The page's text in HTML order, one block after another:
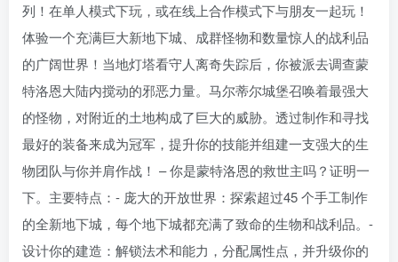
列！在单人模式下玩，或在线上合作模式下与朋友一起玩！
体验一个充满巨大新地下城、成群怪物和数量惊人的战利品
的广阔世界！当地灯塔看守人离奇失踪后，你被派去调查蒙
特洛恩大陆内搅动的邪恶力量。马尔蒂尔城堡召唤着最强大
的怪物，对附近的土地构成了巨大的威胁。透过制作和寻找
最好的装备来成为冠军，提升你的技能并组建一支强大的生
物团队与你并肩作战！ – 你是蒙特洛恩的救世主吗？证明一
下。主要特点：- 庞大的开放世界：探索超过45 个手工制作
的全新地下城，每个地下城都充满了致命的生物和战利品。-
设计你的建造：解锁法术和能力，分配属性点，并升级你的